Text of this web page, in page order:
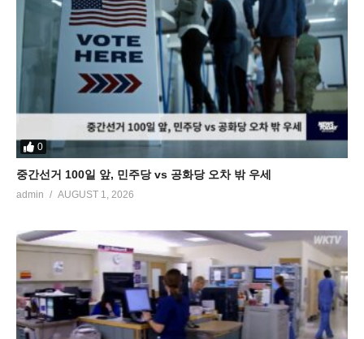
0
중간선거 100일 앞, 민주당 vs 공화당 오차 밖 우세
admin AUGUST 1, 2026